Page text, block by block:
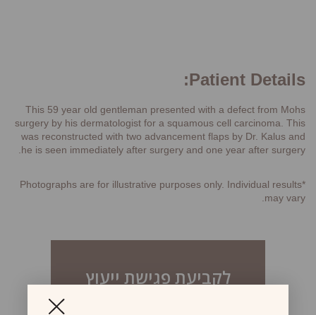
Patient Details:
This 59 year old gentleman presented with a defect from Mohs
surgery by his dermatologist for a squamous cell carcinoma. This
was reconstructed with two advancement flaps by Dr. Kalus and
he is seen immediately after surgery and one year after surgery.
*Photographs are for illustrative purposes only. Individual results
may vary.
לקביעת פגישת ייעוץ